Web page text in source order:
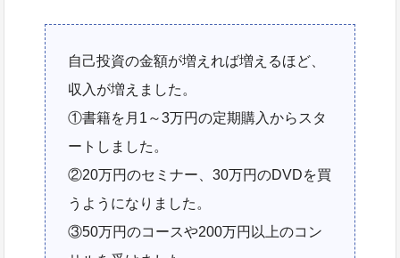
自己投資の金額が増えれば増えるほど、
収入が増えました。
①書籍を月1～3万円の定期購入からスタ
ートしました。
②20万円のセミナー、30万円のDVDを買
うようになりました。
③50万円のコースや200万円以上のコン